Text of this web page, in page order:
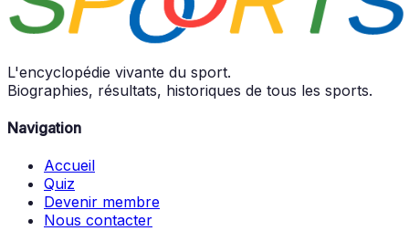
L'encyclopédie vivante du sport.
Biographies, résultats, historiques de tous les sports.
Navigation
Accueil
Quiz
Devenir membre
Nous contacter